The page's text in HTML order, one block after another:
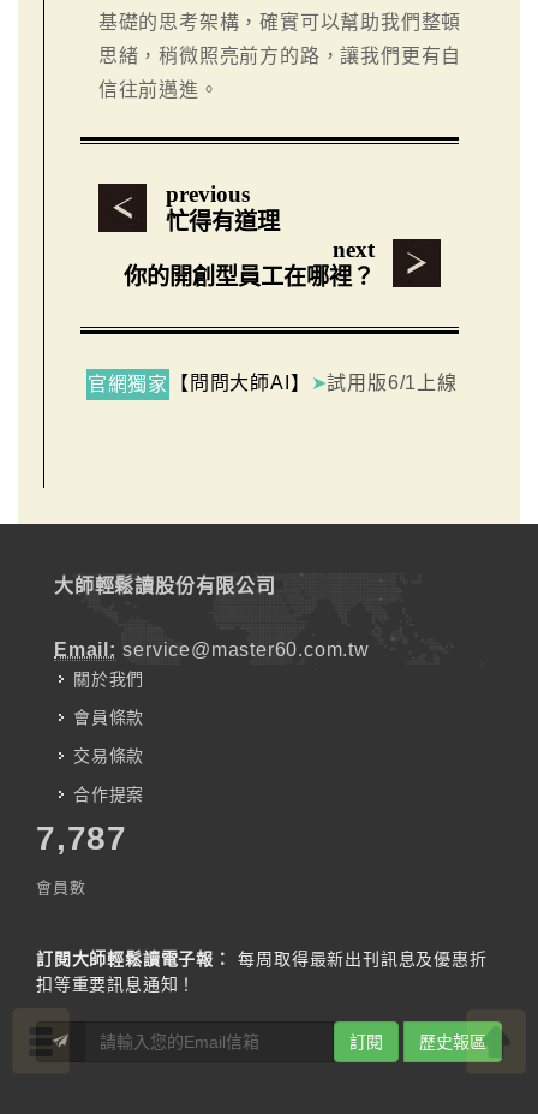
基礎的思考架構，確實可以幫助我們整頓
思緒，稍微照亮前方的路，讓我們更有自
信往前邁進。
previous
忙得有道理
next
你的開創型員工在哪裡？
官網獨家 【問問大師AI】 ➤試用版6/1上線
大師輕鬆讀股份有限公司
Email: service@master60.com.tw
關於我們
會員條款
交易條款
合作提案
7,787
會員數
訂閱大師輕鬆讀電子報：
每周取得最新出刊訊息及優惠折
扣等重要訊息通知！
訂閱 歷史報區